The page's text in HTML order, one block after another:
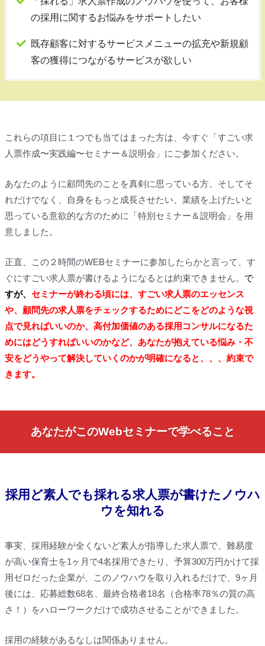
の採用に関するお悩みをサポートしたい
既存顧客に対するサービスメニューの拡充や新規顧
客の獲得につながるサービスが欲しい
これらの項目に１つでも当てはまった方は、今すぐ「すごい求
人票作成〜実践編〜セミナー＆説明会」にご参加ください。
あなたのように顧問先のことを真剣に思っている方、そしてそ
れだけでなく、自身をもっと成長させたい、業績を上げたいと
思っている意欲的な方のために「特別セミナー＆説明会」を用
意しました。
正直、この２時間のWEBセミナーに参加したらかと言って、す
ぐにすごい求人票が書けるようになるとは約束できません。 で
すが、 セミナーが終わる頃には、すごい求人票のエッセンス
や、顧問先の求人票をチェックするためにどこをどのような視
点で見ればいいのか、高付加価値のある採用コンサルになるた
めにはどうすればいいのかなど、あなたが抱えている悩み・不
安をどうやって解決していくのかが明確になると、、、約束で
きます。
あなたがこのWebセミナーで学べること
採用ど素人でも採れる求人票が書けたノウハ
ウを知れる
事実、採用経験が全くないど素人が指導した求人票で、難易度
が高い保育士を1ヶ月で4名採用できたり、予算300万円かけて採
用ゼロだった企業が、このノウハウを取り入れるだけで、9ヶ月
後には、応募総数68名、最終合格者18名（合格率78％の質の高
さ！）をハローワークだけで成功させることができました。
採用の経験があるなしは関係ありません。